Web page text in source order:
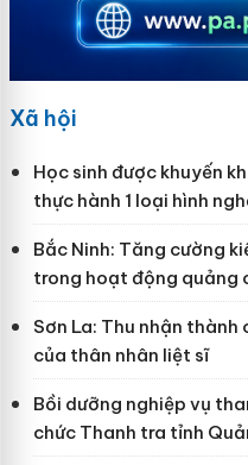
Xã hội
Học sinh được khuyến
thực hành 1 loại hình
Bắc Ninh: Tăng cường
trong hoạt động quảng
Sơn La: Thu nhận thành
của thân nhân liệt sĩ
Bồi dưỡng nghiệp vụ
chức Thanh tra tỉnh